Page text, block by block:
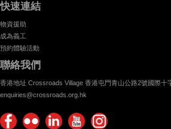
快速連結
物資援助
成為義工
預約體驗活動
聯絡我們
香港地址 Crossroads Village 香港屯門青山公路2號國際十
enquiries@crossroads.org.hk